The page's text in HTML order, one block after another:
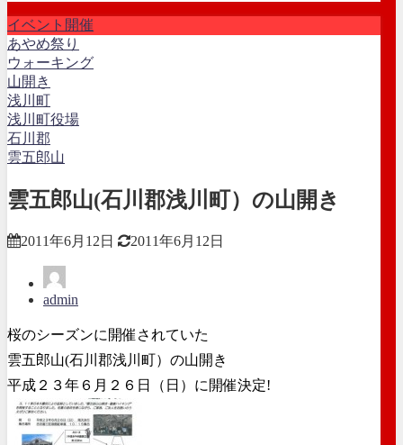
イベント開催
あやめ祭り
ウォーキング
山開き
浅川町
浅川町役場
石川郡
雲五郎山
雲五郎山(石川郡浅川町）の山開き
2011年6月12日 2011年6月12日
admin
桜のシーズンに開催されていた
雲五郎山(石川郡浅川町）の山開き
平成２３年６月２６日（日）に開催決定!